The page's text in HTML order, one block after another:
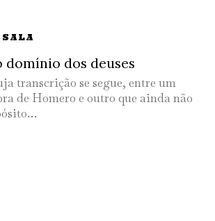
domínio dos deuses
transcrição se segue, entre um
de Homero e outro que ainda não